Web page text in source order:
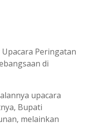
Peringatan
di
upacara
Bupati
melainkan